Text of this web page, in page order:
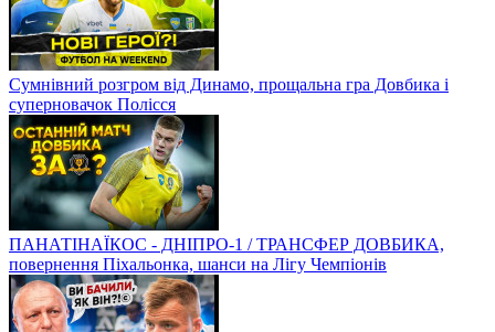
Сумнівний розгром від Динамо, прощальна гра Довбика і
суперновачок Полісся
ПАНАТІНАЇКОС - ДНІПРО-1 / ТРАНСФЕР ДОВБИКА,
повернення Піхальонка, шанси на Лігу Чемпіонів